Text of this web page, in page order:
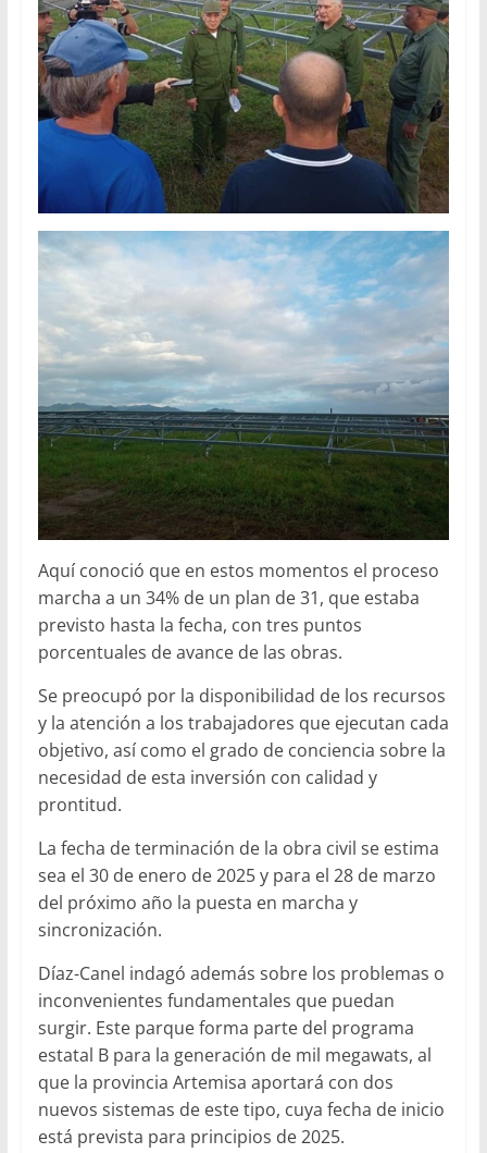
Aquí conoció que en estos momentos el proceso
marcha a un 34% de un plan de 31, que estaba
previsto hasta la fecha, con tres puntos
porcentuales de avance de las obras.
Se preocupó por la disponibilidad de los recursos
y la atención a los trabajadores que ejecutan cada
objetivo, así como el grado de conciencia sobre la
necesidad de esta inversión con calidad y
prontitud.
La fecha de terminación de la obra civil se estima
sea el 30 de enero de 2025 y para el 28 de marzo
del próximo año la puesta en marcha y
sincronización.
Díaz-Canel indagó además sobre los problemas o
inconvenientes fundamentales que puedan
surgir. Este parque forma parte del programa
estatal B para la generación de mil megawats, al
que la provincia Artemisa aportará con dos
nuevos sistemas de este tipo, cuya fecha de inicio
está prevista para principios de 2025.